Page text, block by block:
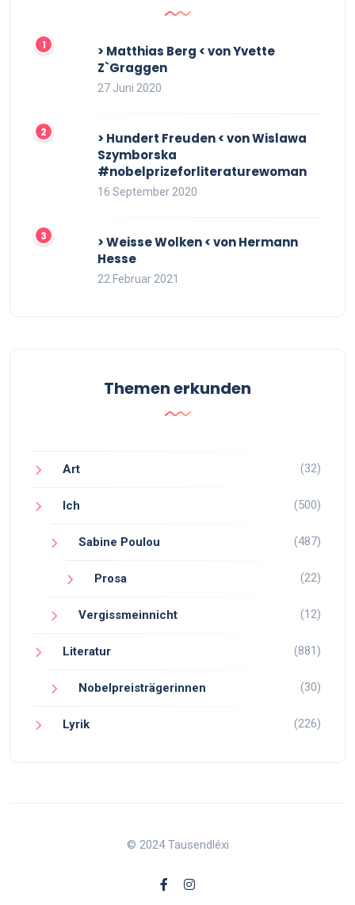
> Matthias Berg < von Yvette
Z`Graggen
27 Juni 2020
> Hundert Freuden < von Wislawa
Szymborska
#nobelprizeforliteraturewoman
16 September 2020
> Weisse Wolken < von Hermann
Hesse
22 Februar 2021
Themen erkunden
Art (32)
Ich (500)
Sabine Poulou (487)
Prosa (22)
Vergissmeinnicht (12)
Literatur (881)
Nobelpreisträgerinnen (30)
Lyrik (226)
© 2024 Tausendléxi